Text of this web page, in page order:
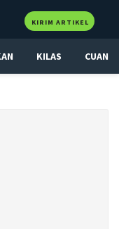
KIRIM ARTIKEL
KILAS CUAN